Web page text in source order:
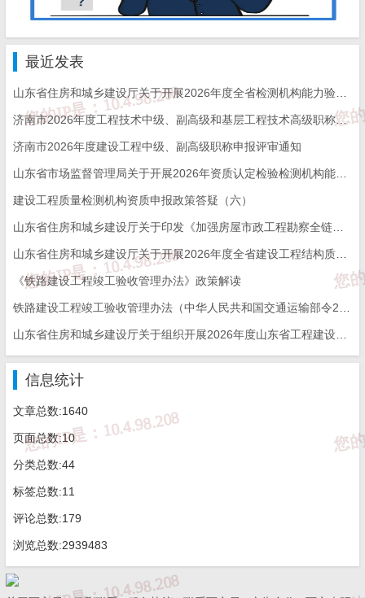
项发生变化也应重新组价，但必须得到建设单位或监
问题5：工程量清单的工程数量有误引起的工程量的增减，在
求，要分析此合同类型，是开口合同还是闭口合同，
一般情况是双方协商结算办理，补充明细合同条款后
再进行结算。
问题6：现在有一个工程，采用清单计价，合同是可调单价合
同，决算造价不含甲供材料为1000万，另外有500万甲供材
料，甲方认可给我们10%采保费，现在要退甲供材料，问题
是否也记取措施费及规费？
答：甲供材料与措施费是两个独立的费用，之间可以
没有任何关系。合同签订后如果没有明确的规定措施
项是不能变化的，是完成合格工程必须发生的费用。
至于甲供材料在退回时，施工单位只留保管费。当然
最近发表
济南市2026年度工程技术中级、副高级和基层工程技术高级职称申报评审的通知
济南市2026年度建设工程中级、副高级职称申报评审通知
建设工程质量检测机构资质申报政策答疑（六）
《铁路建设工程竣工验收管理办法》政策解读
信息统计
文章总数:1640
页面总数:10
分类总数:44
标签总数:11
评论总数:179
浏览总数:2939483